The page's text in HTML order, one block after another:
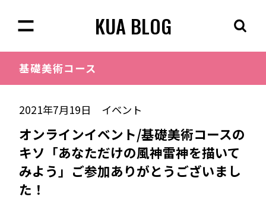
KUA BLOG
基礎美術コース
2021年7月19日 イベント
オンラインイベント/基礎美術コースの
キソ「あなただけの風神雷神を描いて
みよう」ご参加ありがとうございまし
た！